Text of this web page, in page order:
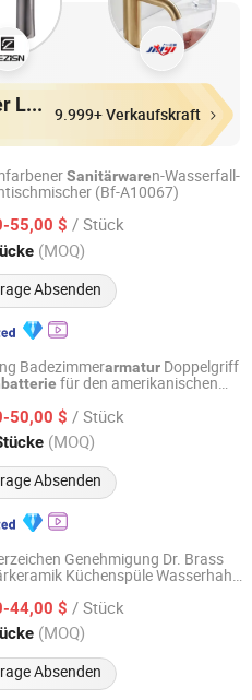
Professionelle Verkäufer Lieferanten 9.999+ Verkaufskraft
Sanitärwaren-Wasserfall-
(Bf-A10067)
55,00 $ / Stück
(MOQ)
Absenden
Co., Ltd.
Seit 2016
Badezimmerarmatur Doppelgriff
für den amerikanischen
armatur(AFT306-213ORB)
50,00 $ / Stück
(MOQ)
Absenden
Ltd.
Seit 2003
Genehmigung Dr. Brass
Küchenspüle Wasserhahn
44,00 $ / Stück
(MOQ)
Absenden
Ltd.
Seit 2016